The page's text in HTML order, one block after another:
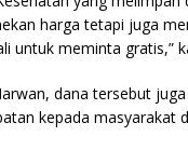
harga tetapi juga
untuk meminta gratis,”
dana tersebut
kepada masyarakat